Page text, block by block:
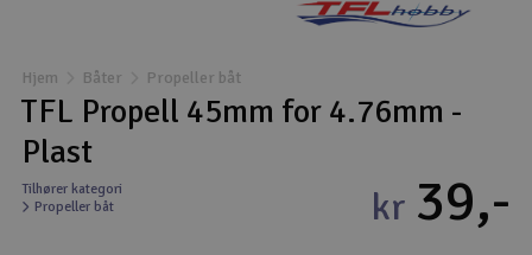
Droner
Droner for FPV
Fly
Hjem Båter Propeller båt
TFL Propell 45mm for 4.76mm -
Plast
Tilhører kategori
Propeller båt
kr 39,-